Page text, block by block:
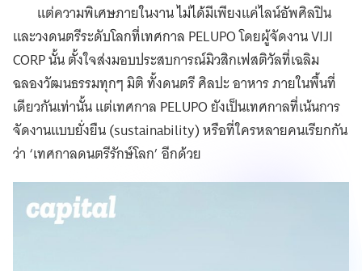
แต่ความพิเศษภายในงาน ไม่ได้มีเพียงแค่ไลน์อัพศิลปิน
และวงดนตรีระดับโลกที่เทศกาล PELUPO โดยผู้จัดงาน VIJI
CORP นั้น ตั้งใจส่งมอบประสบการณ์มิวสิกเฟสติวัลที่เฉลิม
ฉลองวัฒนธรรมทุกๆ มิติ ทั้งดนตรี ศิลปะ อาหาร ภายในพื้นที่
เดียวกันเท่านั้น แต่เทศกาล PELUPO ยังเป็นเทศกาลที่เน้นการ
จัดงานแบบยั่งยืน (sustainability) หรือที่ใครหลายคนเรียกกัน
ว่า ‘เทศกาลดนตรีรักษ์โลก’ อีกด้วย